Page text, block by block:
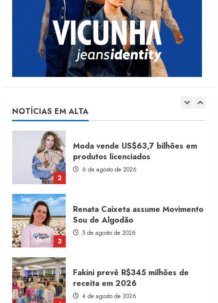
NOTÍCIAS EM ALTA
1
Dia dos Pais reforça retomada da
moda no varejo
7 de agosto de 2026
2
3
Renata Caixeta assume Movimento
Sou de Algodão
5 de agosto de 2026
4
Fakini prevê R$345 milhões de
receita em 2026
4 de agosto de 2026
Projeto testa passaporte digital na
moda nacional
4 de agosto de 2026